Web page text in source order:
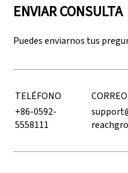
ENVIAR CONSULTA
Puedes enviarnos tus
TELÉFONO
+86-0592-
5558111